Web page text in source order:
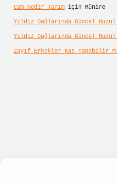
Cam Nedir Tanım için Münire
Yıldız Dağlarında Güncel Buzul
Yıldız Dağlarında Güncel Buzul
Zayıf Erkekler Kas Yapabilir